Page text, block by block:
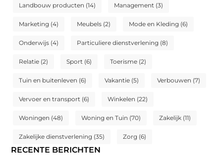
Landbouw producten (14) Management (3)
Marketing (4) Meubels (2) Mode en Kleding (6)
Onderwijs (4) Particuliere dienstverlening (8)
Relatie (2) Sport (6) Toerisme (2)
Tuin en buitenleven (6) Vakantie (5) Verbouwen (7)
Vervoer en transport (6) Winkelen (22)
Woningen (48) Woning en Tuin (70) Zakelijk (11)
Zakelijke dienstverlening (35) Zorg (6)
RECENTE BERICHTEN